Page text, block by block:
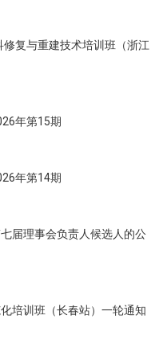
复与重建技术培训班（浙江
年第15期
年第14期
届理事会负责人候选人的公
培训班（长春站）一轮通知